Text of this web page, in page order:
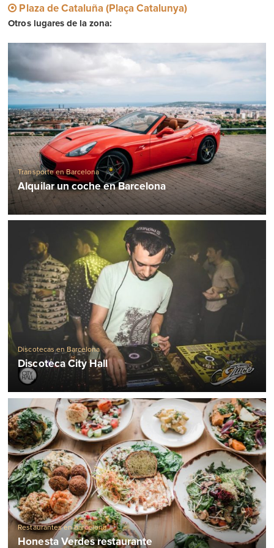
Plaza de Cataluña (Plaça Catalunya)
Otros lugares de la zona:
Transporte en Barcelona
Alquilar un coche en Barcelona
Discotecas en Barcelona
Discoteca City Hall
Restaurantes en barcelona
Honesta Verdes restaurante